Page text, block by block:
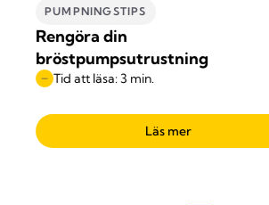
PUMPNINGSTIPS
Rengöra din
bröstpumpsutrustning
Tid att läsa: 3 min.
Läs mer